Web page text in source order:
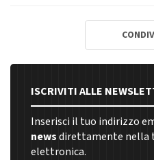
ISCRIVITI ALLE
Inserisci il tuo indirizzo
newsdirettamente nella
elettronica.